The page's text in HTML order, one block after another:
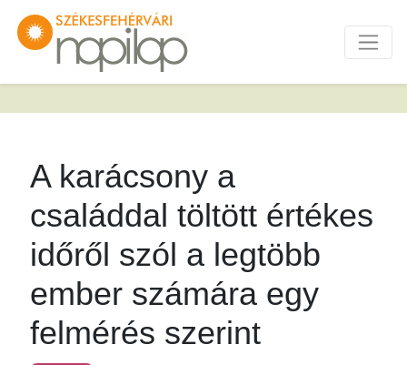
A karácsony a
családdal töltött értékes
időről szól a legtöbb
ember számára egy
felmérés szerint